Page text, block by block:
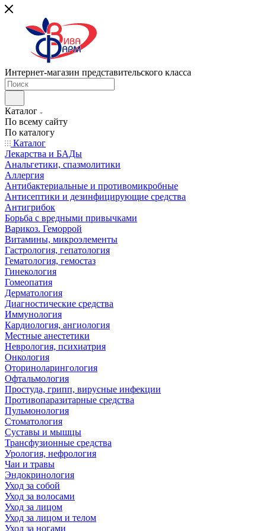
Интернет-магазин представительского класса
Каталог
По всему сайту
По каталогу
Каталог
Лекарства и БАДы
Анальгетики, спазмолитики
Аллергия
Антибактериальные и противомикробные
Антисептики и дезинфицирующие средства
Антигрибок
Борьба с вредными привычками
Варикоз. Геморрой
Витамины, микроэлементы
Гастрология, гепатология
Гематология, гемостаз
Гинекология
Гомеопатия
Дерматология
Диагностические средства
Иммунология
Кардиология, ангиология
Местные анестетики
Неврология, психиатрия
Онкология
Оториноларингология
Офтальмология
Простуда, грипп, вирусные инфекции
Противопаразитарные средства
Пульмонология
Стоматология
Суставы и мышцы
Трансфузионные средства
Урология, нефрология
Чаи и травы
Эндокринология
Уход за собой
Уход за волосами
Уход за лицом
Уход за лицом и телом
Уход за ногами